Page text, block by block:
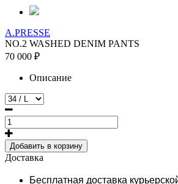
A.PRESSE
NO.2 WASHED DENIM PANTS
70 000 ₽
Описание
Добавить в корзину
Доставка
Бесплатная доставка